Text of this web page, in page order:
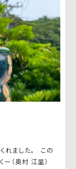
れました。 この
（奥村 江里）